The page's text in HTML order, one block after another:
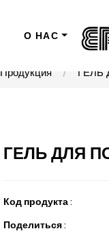
О НАС
Продукция
ГЕЛЬ ДЛЯ
Код продукта :
Поделиться :